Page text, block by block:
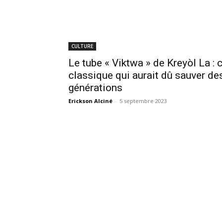
CULTURE
Le tube « Viktwa » de Kreyòl La :
classique qui aurait dû sauver
générations
Erickson Alciné - 5 septembre 2023